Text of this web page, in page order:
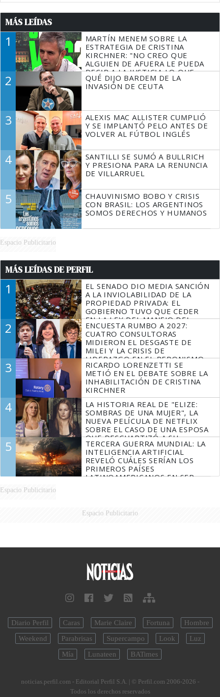
MÁS LEÍDAS
1
MARTÍN MENEM SOBRE LA
ESTRATEGIA DE CRISTINA
KIRCHNER: "NO CREO QUE
ALGUIEN DE AFUERA LE PUEDA
DECIR A LA JUSTICIA LO QUE
TIENE QUE HACER"
2
QUÉ DIJO BARDEM DE LA
INVASIÓN DE CEUTA
3
ALEXIS MAC ALLISTER CUMPLIÓ
Y SE IMPLANTÓ PELO ANTES DE
VOLVER AL FÚTBOL INGLÉS
4
SANTILLI SE SUMÓ A BULLRICH
Y PRESIONA PARA LA RENUNCIA
DE VILLARRUEL
5
CHAUVINISMO BOBO Y CRISIS
CON BRASIL: LOS ARGENTINOS
SOMOS DERECHOS Y HUMANOS
Espacio Publicitario
MÁS LEÍDAS DE PERFIL
1
EL SENADO DIO MEDIA SANCIÓN
A LA INVIOLABILIDAD DE LA
PROPIEDAD PRIVADA: EL
GOBIERNO TUVO QUE CEDER
EN LA LEY DEL MANEJO DEL
FUEGO
2
ENCUESTA RUMBO A 2027:
CUATRO CONSULTORAS
MIDIERON EL DESGASTE DE
MILEI Y LA CRISIS DE
LIDERAZGO EN EL PERONISMO
3
RICARDO LORENZETTI SE
METIÓ EN EL DEBATE SOBRE LA
INHABILITACIÓN DE CRISTINA
KIRCHNER
4
LA HISTORIA REAL DE "ELIZE:
SOMBRAS DE UNA MUJER", LA
NUEVA PELÍCULA DE NETFLIX
SOBRE EL CASO DE UNA ESPOSA
QUE DESCUARTIZÓ A SU
MARIDO
5
TERCERA GUERRA MUNDIAL: LA
INTELIGENCIA ARTIFICIAL
REVELÓ CUÁLES SERÍAN LOS
PRIMEROS PAÍSES
LATINOAMERICANOS EN SER
Espacio Publicitario
Espacio Publicitario
Diario Perfil Caras Marie Claire Fortuna
Hombre
Weekend
Parabrisas Supercampo Look
Luz
Mía
Lunateen BATimes
noticias.perfil.com - Editorial Perfil S.A. | © Perfil.com 2006-2026 -
Todos los derechos reservados